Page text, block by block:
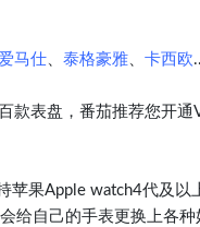
马仕、 泰格豪雅、 卡西欧
款表盘，番茄推荐您开
果Apple watch4代及以
给自己的手表更换上各种